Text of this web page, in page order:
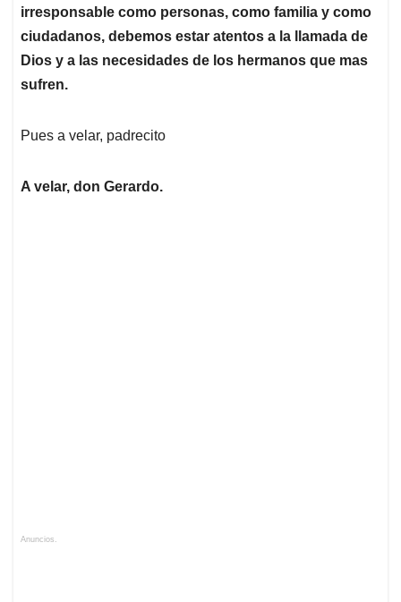
irresponsable como personas, como familia y como
ciudadanos, debemos estar atentos a la llamada de
Dios y a las necesidades de los hermanos que mas
sufren.
Pues a velar, padrecito
A velar, don Gerardo.
Anuncios.